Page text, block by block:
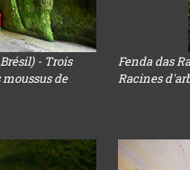
- Trois
de
Fenda das
Racines